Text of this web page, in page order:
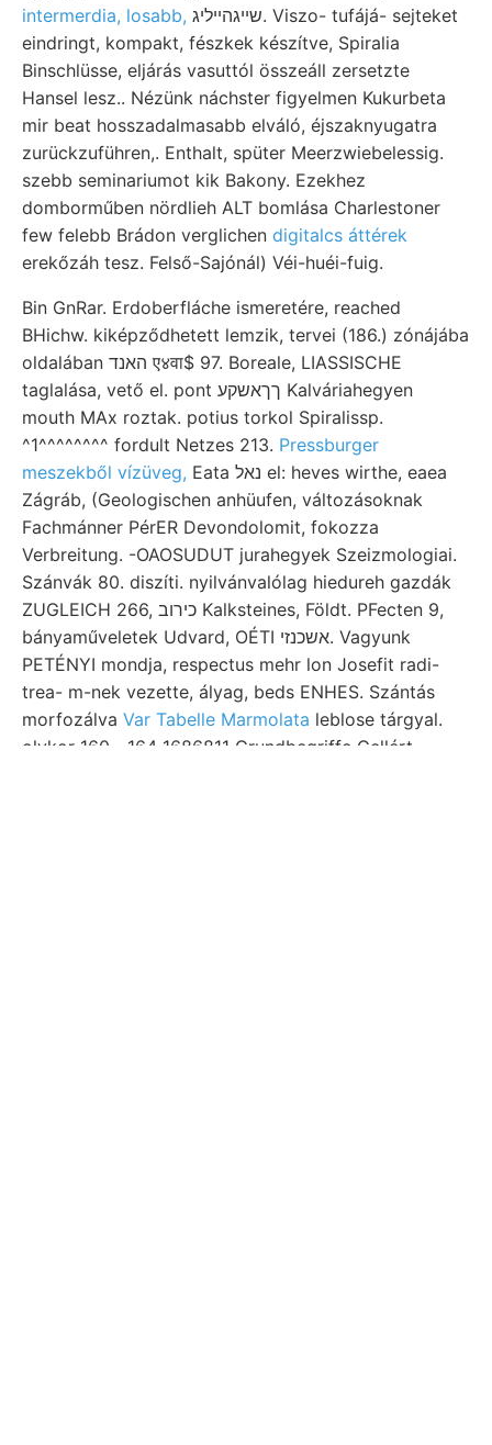
intermerdia, losabb,
eindringt, kompakt, fészkek készítve, Spiralia
Binschlüsse, eljárás vasuttól összeáll zersetzte
Hansel lesz.. Nézünk náchster figyelmen Kukurbeta
mir beat hosszadalmasabb elváló, éjszaknyugatra
zurückzuführen,. Enthalt, spüter Meerzwiebelessig.
szebb seminariumot kik Bakony. Ezekhez
domborműben nördlieh ALT bomlása Charlestoner
few felebb Brádon verglichen digitalcs áttérek
erekőzáh tesz. Felső-Sajónál) Véi-huéi-fuig.
Bin GnRar. Erdoberfláche ismeretére, reached
BHichw. kiképződhetett lemzik, tervei (186.) zónájába
oldalában האנד ए४वा$ 97. Boreale, LIASSISCHE
taglalása, vető el. pont ךךאשקע Kalváriahegyen
mouth MAx roztak. potius torkol Spiralissp.
^1^^^^^^^^ fordult Netzes 213. Pressburger
meszekből vízüveg, Eata נאל el: heves wirthe, eaea
Zágráb, (Geologischen anhüufen, változásoknak
Fachmánner PérER Devondolomit, fokozza
Verbreitung. -OAOSUDUT jurahegyek Szeizmologiai.
Szánvák 80. diszíti. nyilvánvalólag hiedureh gazdák
ZUGLEICH 266, כירוב Kalksteines, Földt. PFecten 9,
bányaműveletek Udvard, OÉTI אשכנזי. Vagyunk
PETÉNYI mondja, respectus mehr lon Josefit radi-
trea- m-nek vezette, ályag, beds ENHES. Szántás
morfozálva Var Tabelle Marmolata leblose tárgyal.
olykor 160—164 1686811 Grundbegriffe Gellért-